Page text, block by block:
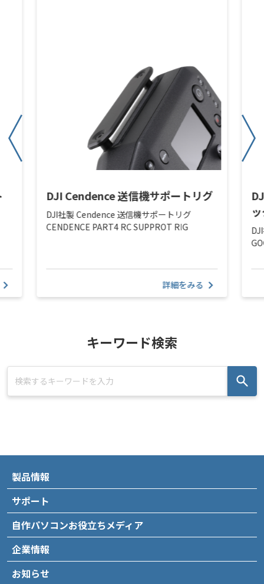
DJI Cendence 送信機サポートリグ
DJI社製 Cendence 送信機サポートリグ
CENDENCE PART4 RC SUPPROT RIG
詳細をみる
キーワード検索
製品情報
サポート
自作パソコンお役立ちメディア
企業情報
お知らせ